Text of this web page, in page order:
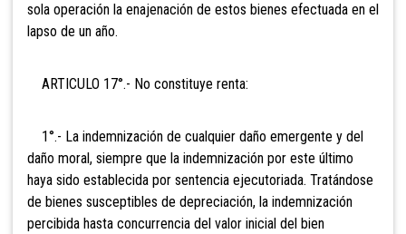
sola operación la enajenación de estos bienes efectuada en el
lapso de un año.
ARTICULO 17°.- No constituye renta:
1°.- La indemnización de cualquier daño emergente y del
daño moral, siempre que la indemnización por este último
haya sido establecida por sentencia ejecutoriada. Tratándose
de bienes susceptibles de depreciación, la indemnización
percibida hasta concurrencia del valor inicial del bien